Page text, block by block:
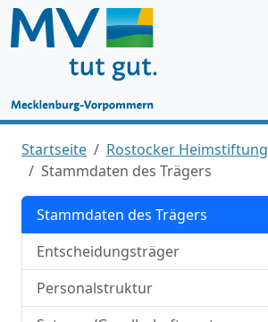
Startseite
Rostocker Heimstiftung
Stammdaten des Trägers
Stammdaten des Trägers
Entscheidungsträger
Personalstruktur